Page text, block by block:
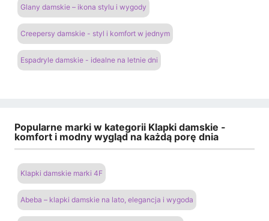
Glany damskie – ikona stylu i wygody
Creepersy damskie - styl i komfort w jednym
Espadryle damskie - idealne na letnie dni
Popularne marki w kategorii Klapki damskie -
komfort i modny wygląd na każdą porę dnia
Klapki damskie marki 4F
Abeba – klapki damskie na lato, elegancja i wygoda